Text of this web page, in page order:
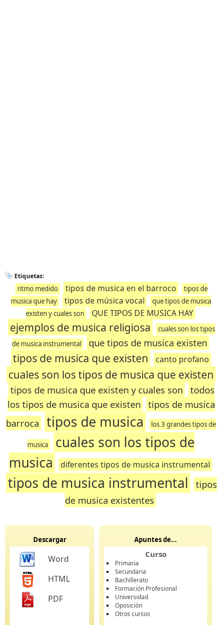
Etiquetas:
ritmo medido tipos de musica en el barroco
tipos de
musica que hay
tipos de música vocal
que tipos de musica
existen y cuales son
QUE TIPOS DE MUSICA HAY
ejemplos de musica religiosa
cuales son los tipos
de musica instrumental
que tipos de musica existen
tipos de musica que existen canto profano
cuales son los tipos de musica que existen
tipos de musica que existen y cuales son
todos
los tipos de musica que existen
tipos de musica
barroca
tipos de musica los 3 grandes tipos de
musica
cuales son los tipos de
musica
diferentes tipos de musica instrumental
tipos de musica instrumental
tipos
de musica existentes
Descargar
Word
HTML
PDF
Apuntes de...
Curso
Primaria
Secundaria
Bachillerato
Formación Profesional
Universidad
Oposición
Otros cursos